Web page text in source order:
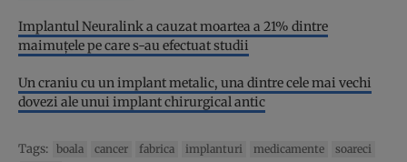
Implantul Neuralink a cauzat moartea a 21% dintre
maimuțele pe care s-au efectuat studii
Un craniu cu un implant metalic, una dintre cele mai vechi
dovezi ale unui implant chirurgical antic
Tags: boala cancer fabrica implanturi medicamente
soareci